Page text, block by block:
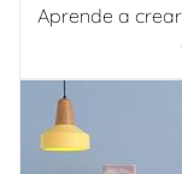
Aprende a